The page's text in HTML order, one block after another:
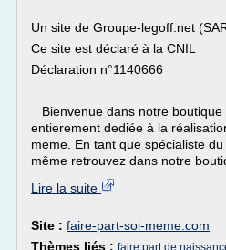
Un site de Groupe-legoff.net
Ce site est déclaré à la CNIL
Déclaration n°1140666
Bienvenue dans notre boutique
entierement dediée à la
meme. En tant que spécialiste
même retrouvez dans notre
Lire la suite
Site : faire-part-soi-meme.com
Thèmes liés : faire part de